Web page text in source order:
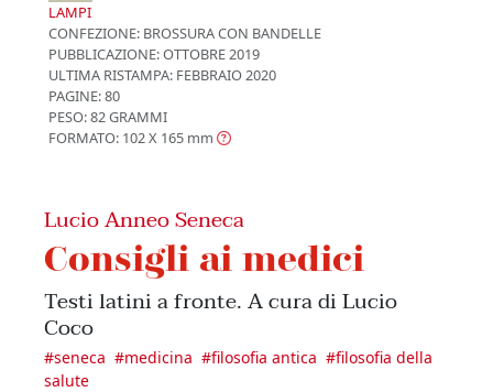
LAMPI
CONFEZIONE: BROSSURA CON BANDELLE
PUBBLICAZIONE:OTTOBRE 2019
ULTIMA RISTAMPA: FEBBRAIO 2020
PAGINE: 80
PESO: 82 GRAMMI
FORMATO: 102 X 165 mm
Lucio Anneo Seneca
Consigli ai medici
Testi latini a fronte. A cura di Lucio
Coco
#seneca #medicina #filosofia antica #filosofia della
salute